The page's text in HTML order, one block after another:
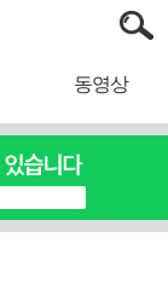
동영상